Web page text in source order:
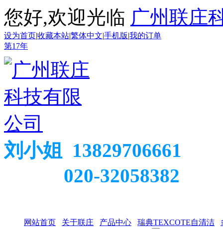
您好,欢迎光临 广州联庄
设为首页|收藏本站|繁体中文|手机版|我的订单
第17年
刘小姐 13829706661
020-32058382
网站首页 关于联庄 产品中心 瑞典TEXCOTE自清洁